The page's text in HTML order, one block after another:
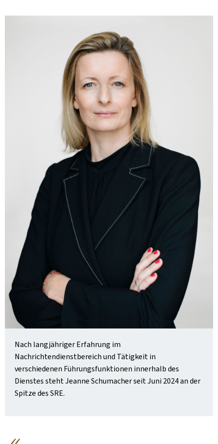
Nach langjähriger Erfahrung im
Nachrichtendienstbereich und Tätigkeit in
verschiedenen Führungsfunktionen innerhalb des
Dienstes steht Jeanne Schumacher seit Juni 2024 an der
Spitze des SRE.